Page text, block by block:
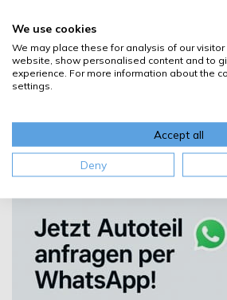
Details
We use cookies
We may place these for analysis of our
website, show personalised content and to
experience. For more information about the
settings.
Accept all
Deny